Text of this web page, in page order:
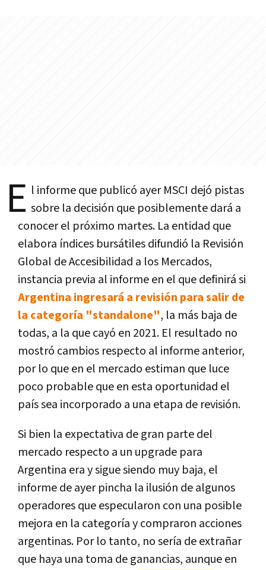
E l informe que publicó ayer MSCI dejó pistas
sobre la decisión que posiblemente dará a
conocer el próximo martes. La entidad que
elabora índices bursátiles difundió la Revisión
Global de Accesibilidad a los Mercados,
instancia previa al informe en el que definirá si
Argentina ingresará a revisión para salir de
la categoría "standalone", la más baja de
todas, a la que cayó en 2021. El resultado no
mostró cambios respecto al informe anterior,
por lo que en el mercado estiman que luce
poco probable que en esta oportunidad el
país sea incorporado a una etapa de revisión.
Si bien la expectativa de gran parte del
mercado respecto a un upgrade para
Argentina era y sigue siendo muy baja, el
informe de ayer pincha la ilusión de algunos
operadores que especularon con una posible
mejora en la categoría y compraron acciones
argentinas. Por lo tanto, no sería de extrañar
que haya una toma de ganancias, aunque en